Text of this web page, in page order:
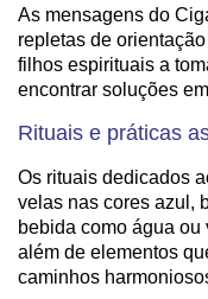
As mensagens do
repletas de
filhos espirituais a
encontrar soluções
Rituais e práticas
Os rituais dedicados
velas nas cores azul,
bebida como água
além de elementos
caminhos